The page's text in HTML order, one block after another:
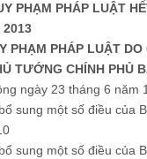
PHẠM PHÁP LUẬT
2013
PHẠM PHÁP LUẬT DO
TƯỚNG CHÍNH PHỦ
ngày 23 tháng 6 năm
sung một số điều của
sung một số điều của